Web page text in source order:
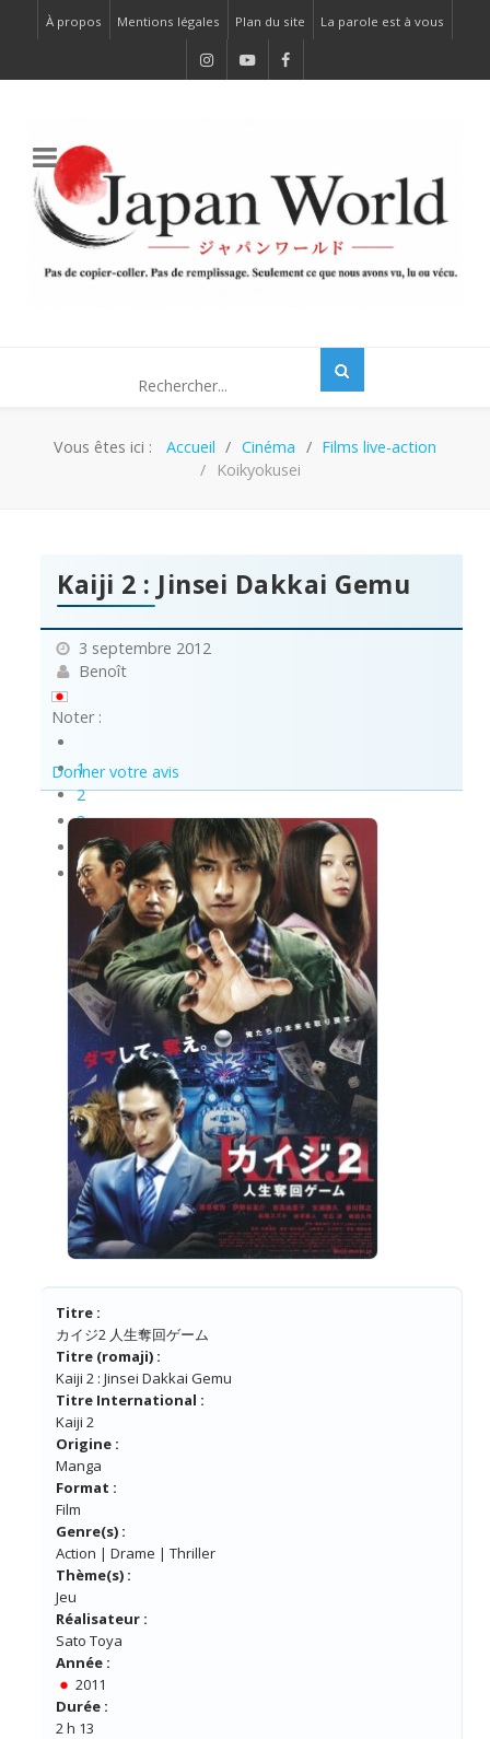
À propos Mentions légales Plan du site La parole est à vous
Vous êtes ici : Accueil Cinéma
Films live-action
Koikyokusei
Kaiji 2 : Jinsei Dakkai Gemu
3 septembre 2012
Benoît
Noter :
1
2
3
4
5
Donner votre avis
Titre :
カイジ2 人生奪回ゲーム
Titre (romaji) :
Kaiji 2 : Jinsei Dakkai Gemu
Titre International :
Kaiji 2
Origine :
Manga
Format :
Film
Genre(s) :
Action | Drame | Thriller
Thème(s) :
Jeu
Réalisateur :
Sato Toya
Année :
2011
Durée :
2 h 13